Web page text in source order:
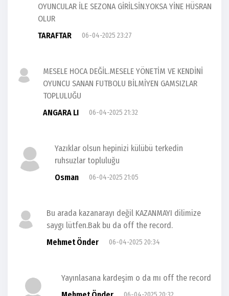
OYUNCULAR İLE SEZONA GİRİLSİN.YOKSA YİNE HÜSRAN
OLUR
TARAFTAR
06-04-2025 23:27
MESELE HOCA DEĞİL.MESELE YÖNETİM VE KENDİNİ
OYUNCU SANAN FUTBOLU BİLMİYEN GAMSIZLAR
TOPLULUĞU
ANGARA LI
06-04-2025 21:32
Yazıklar olsun hepinizi külübü terkedin
ruhsuzlar topluluğu
Osman
06-04-2025 21:05
Bu arada kazanarayı değil KAZANMAYI dilimize
saygı lütfen.Bak bu da off the record.
Mehmet Önder
06-04-2025 20:34
Yayınlasana kardeşim o da mı off the record